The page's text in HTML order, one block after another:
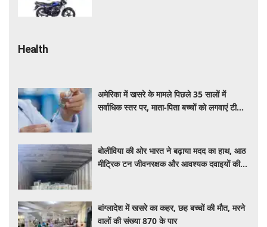
Health
अमेरिका में खसरे के मामले पिछले 35 सालों में
सर्वाधिक स्तर पर, माता-पिता बच्चों को लगवाएं टीके :
बोलीविया की ओर भारत ने बढ़ाया मदद का हाथ, आठ
मीट्रिक टन जीवनरक्षक और आवश्यक दवाइयों की
बांग्लादेश में खसरे का कहर, छह बच्चों की मौत, मरने
वालों की संख्या 870 के पार